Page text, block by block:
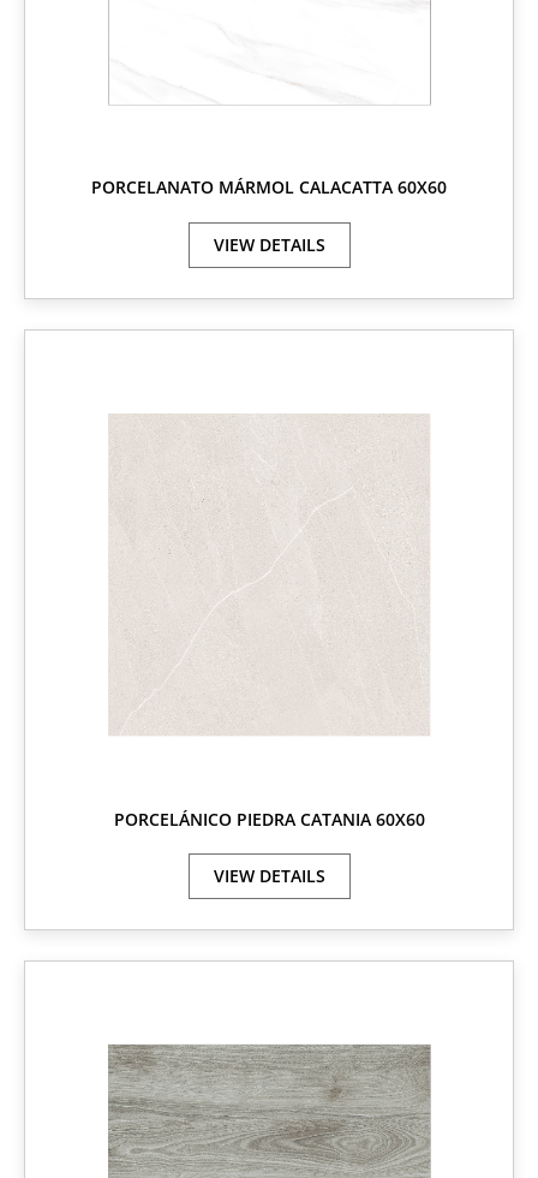
PORCELANATO MÁRMOL CALACATTA 60X60
VIEW DETAILS
PORCELÁNICO PIEDRA CATANIA 60X60
VIEW DETAILS